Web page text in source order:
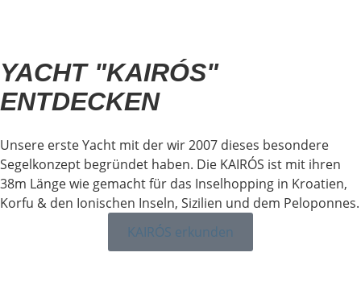
YACHT "KAIRÓS"
ENTDECKEN
Unsere erste Yacht mit der wir 2007 dieses besondere
Segelkonzept begründet haben. Die KAIRÓS ist mit ihren
38m Länge wie gemacht für das Inselhopping in Kroatien,
Korfu & den Ionischen Inseln, Sizilien und dem Peloponnes.
KAIRÓS erkunden